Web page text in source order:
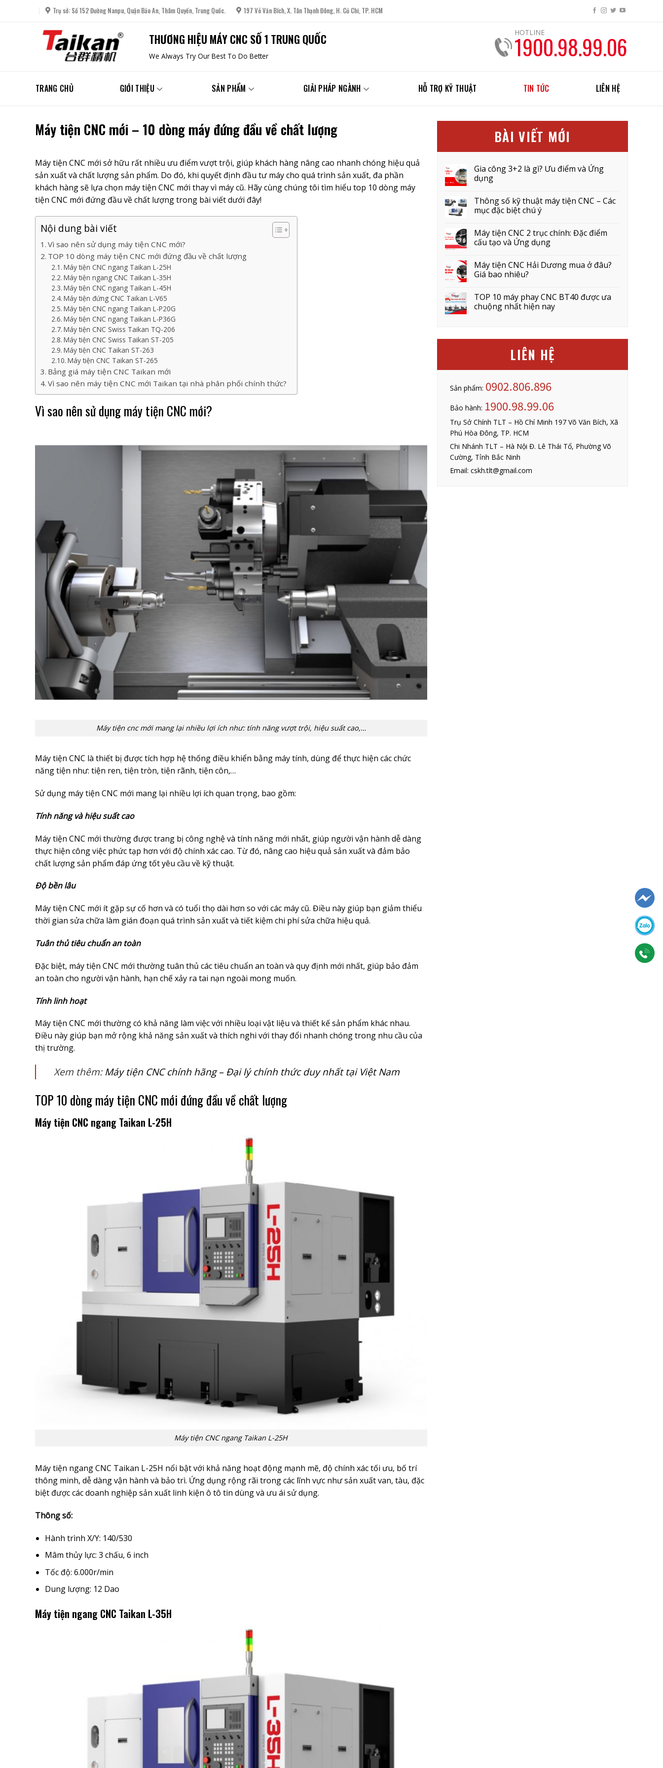
Trụ sở: Số 152 Đường Nanpu, Quận Bảo An, Thâm Quyến, Trung Quốc. 197 Võ Văn Bích, X. Tân Thạnh Đông, H. Củ Chi, TP. HCM
THƯƠNG HIỆU MÁY CNC SỐ 1 TRUNG QUỐC
We Always Try Our Best To Do Better
HOTLINE
1900.98.99.06
TRANG CHỦ GIỚI THIỆU SẢN PHẨM GIẢI PHÁP NGÀNH HỖ TRỢ KỸ THUẬT TIN TỨC LIÊN HỆ
Máy tiện CNC mới – 10 dòng máy đứng đầu về chất lượng
Máy tiện CNC mới sở hữu rất nhiều ưu điểm vượt trội, giúp khách hàng nâng cao nhanh chóng hiệu quả
sản xuất và chất lượng sản phẩm. Do đó, khi quyết định đầu tư máy cho quá trình sản xuất, đa phần
khách hàng sẽ lựa chọn máy tiện CNC mới thay vì máy cũ. Hãy cùng chúng tôi tìm hiểu top 10 dòng máy
tiện CNC mới đứng đầu về chất lượng trong bài viết dưới đây!
Nội dung bài viết
Vì sao nên sử dụng máy tiện CNC mới?
TOP 10 dòng máy tiện CNC mới đứng đầu về chất lượng
Máy tiện CNC ngang Taikan L-25H
Máy tiện ngang CNC Taikan L-35H
Máy tiện CNC ngang Taikan L-45H
Máy tiện đứng CNC Taikan L-V65
Máy tiện CNC ngang Taikan L-P20G
Máy tiện CNC ngang Taikan L-P36G
Máy tiện CNC Swiss Taikan TQ-206
Máy tiện CNC Swiss Taikan ST-205
Máy tiện CNC Taikan ST-263
Máy tiện CNC Taikan ST-265
Bảng giá máy tiện CNC Taikan mới
Vì sao nên máy tiện CNC mới Taikan tại nhà phân phối chính thức?
Vì sao nên sử dụng máy tiện CNC mới?
Máy tiện cnc mới mang lại nhiều lợi ích như: tính năng vượt trội, hiệu suất cao,…
Máy tiện CNC là thiết bị được tích hợp hệ thống điều khiển bằng máy tính, dùng để thực hiện các chức
năng tiện như: tiện ren, tiện tròn, tiện rãnh, tiện côn,…
Sử dụng máy tiện CNC mới mang lại nhiều lợi ích quan trọng, bao gồm:
Tính năng và hiệu suất cao
Máy tiện CNC mới thường được trang bị công nghệ và tính năng mới nhất, giúp người vận hành dễ dàng
thực hiện công việc phức tạp hơn với độ chính xác cao. Từ đó, nâng cao hiệu quả sản xuất và đảm bảo
chất lượng sản phẩm đáp ứng tốt yêu cầu về kỹ thuật.
Độ bền lâu
Máy tiện CNC mới ít gặp sự cố hơn và có tuổi thọ dài hơn so với các máy cũ. Điều này giúp bạn giảm thiểu
thời gian sửa chữa làm gián đoạn quá trình sản xuất và tiết kiệm chi phí sửa chữa hiệu quả.
Tuân thủ tiêu chuẩn an toàn
Đặc biệt, máy tiện CNC mới thường tuân thủ các tiêu chuẩn an toàn và quy định mới nhất, giúp bảo đảm
an toàn cho người vận hành, hạn chế xảy ra tai nạn ngoài mong muốn.
Tính linh hoạt
Máy tiện CNC mới thường có khả năng làm việc với nhiều loại vật liệu và thiết kế sản phẩm khác nhau.
Điều này giúp bạn mở rộng khả năng sản xuất và thích nghi với thay đổi nhanh chóng trong nhu cầu của
thị trường.
Xem thêm: Máy tiện CNC chính hãng – Đại lý chính thức duy nhất tại Việt Nam
TOP 10 dòng máy tiện CNC mới đứng đầu về chất lượng
Máy tiện CNC ngang Taikan L-25H
Máy tiện CNC ngang Taikan L-25H
Máy tiện ngang CNC Taikan L-25H nổi bật với khả năng hoạt động mạnh mẽ, độ chính xác tối ưu, bố trí
thông minh, dễ dàng vận hành và bảo trì. Ứng dụng rộng rãi trong các lĩnh vực như sản xuất van, tàu, đặc
biệt được các doanh nghiệp sản xuất linh kiện ô tô tin dùng và ưu ái sử dụng.
Thông số:
Hành trình X/Y: 140/530
Mâm thủy lực: 3 chấu, 6 inch
Tốc độ: 6.000r/min
Dung lượng: 12 Dao
Máy tiện ngang CNC Taikan L-35H
BÀI VIẾT MỚI
Gia công 3+2 là gì? Ưu điểm và Ứng
dụng
Thông số kỹ thuật máy tiện CNC – Các
mục đặc biệt chú ý
Máy tiện CNC 2 trục chính: Đặc điểm
cấu tạo và Ứng dụng
Máy tiện CNC Hải Dương mua ở đâu?
Giá bao nhiêu?
TOP 10 máy phay CNC BT40 được ưa
chuộng nhất hiện nay
LIÊN HỆ
Sản phẩm: 0902.806.896
Bảo hành: 1900.98.99.06
Trụ Sở Chính TLT – Hồ Chí Minh 197 Võ Văn Bích, Xã
Phú Hòa Đông, TP. HCM
Chi Nhánh TLT – Hà Nội Đ. Lê Thái Tổ, Phường Võ
Cường, Tỉnh Bắc Ninh
Email: cskh.tlt@gmail.com